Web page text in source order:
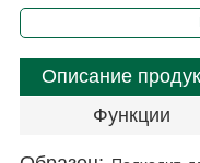
Описание
Функции